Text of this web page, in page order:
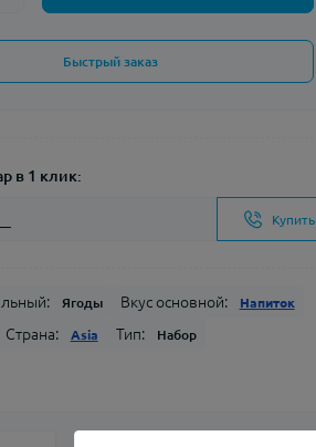
Быстрый заказ
в 1 клик:
Купить
Ягоды Вкус основной: Напиток
Страна: Asia Тип: Набор